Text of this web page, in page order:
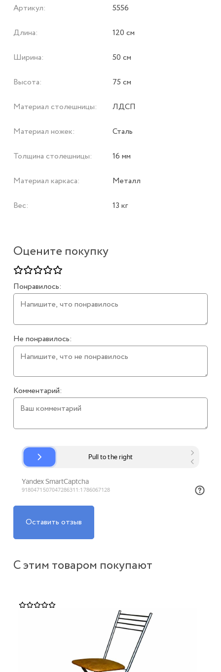
Оцените покупку
Понравилось:
Не понравилось:
Комментарий:
Оставить отзыв
Артикул: 5556
Длина: 120 см
Ширина: 50 см
Высота: 75 см
Материал столешницы: ЛДСП
Материал ножек: Сталь
Толщина столешницы: 16 мм
Материал каркаса: Металл
Вес: 13 кг
С этим товаром покупают